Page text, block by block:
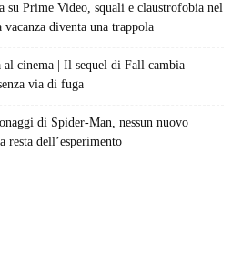
su Prime Video, squali e claustrofobia nel
diventa una trappola
al cinema | Il sequel di Fall cambia
via di fuga
di Spider-Man, nessun nuovo
resta dell’esperimento